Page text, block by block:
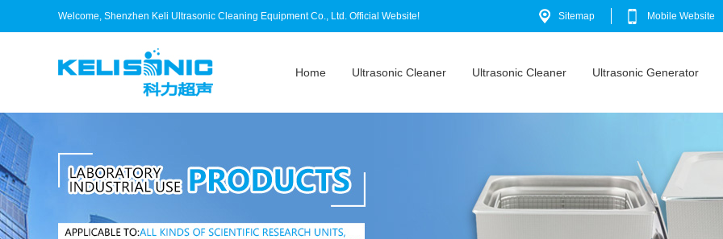
Welcome, Shenzhen Keli Ultrasonic Cleaning Equipment Co., Ltd. Official Website! Sitemap Mobile Website
Home Ultrasonic Cleaner Ultrasonic Cleaner Ultrasonic Generator